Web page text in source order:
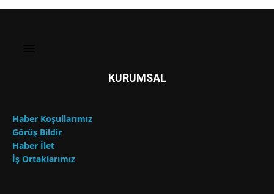
KURUMSAL
Haber Koşullarımız
Görüş Bildir
Haber İlet
İş Ortaklarımız